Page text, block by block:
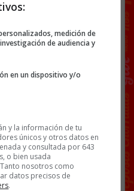
medición de
de audiencia y
en un dispositivo y/o
y la información de tu
únicos y otros datos en
y consultada por 643
o bien usada
nosotros como
datos precisos de
.